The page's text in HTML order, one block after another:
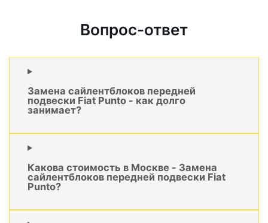
Вопрос-ответ
Замена сайлентблоков передней
подвески Fiat Punto - как долго
занимает?
Какова стоимость в Москве - Замена
сайлентблоков передней подвески Fiat
Punto?